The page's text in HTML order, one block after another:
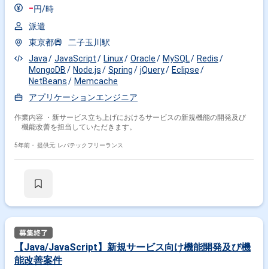
-円/時
派遣
東京都
二子玉川駅
Java
JavaScript Linux Oracle MySQL
Redis
MongoDB
Node.js Spring jQuery
Eclipse
NetBeans
Memcache
アプリケーションエンジニア
作業内容 ・新サービス立ち上げにおけるサービスの新規機能の開発及び
機能改善を担当していただきます。
5年前・ 提供元: レバテックフリーランス
【Java/JavaScript】新規サービス向け機能開発及び機
能改善案件